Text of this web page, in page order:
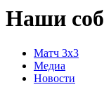
Наши
Матч 3x3
Медиа
Новости